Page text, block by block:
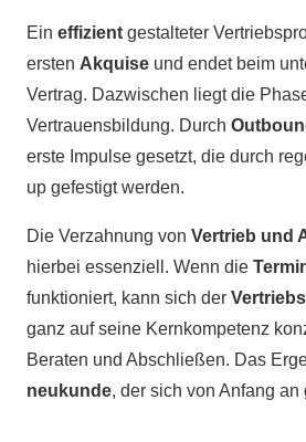
Ein effizient gestalteter
ersten Akquise und endet beim
Vertrag. Dazwischen liegt die
Vertrauensbildung. Durch
erste Impulse gesetzt, die durch
up gefestigt werden.
Die Verzahnung von Vertrieb und
hierbei essenziell. Wenn die
funktioniert, kann sich der
ganz auf seine Kernkompetenz
Beraten und Abschließen. Das
neukunde, der sich von Anfang an